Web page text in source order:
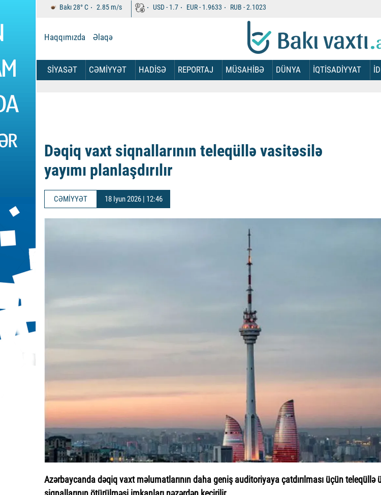
Bakı28°C 2.85m/s USD -1.7 EUR -1.9633 RUB -2.1023
Haqqımızda Əlaqə
SİYASƏT CƏMİYYƏT HADİSƏ REPORTAJ MÜSAHİBƏ DÜNYA İQTİSADİYYAT
Dəqiq vaxt siqnallarının teleqüllə vasitəsilə
yayımı planlaşdırılır
CƏMİYYƏT 18 Iyun 2026 | 12:46
Azərbaycanda dəqiq vaxt məlumatlarının daha geniş auditoriyaya çatdırılması üçün teleqüllə